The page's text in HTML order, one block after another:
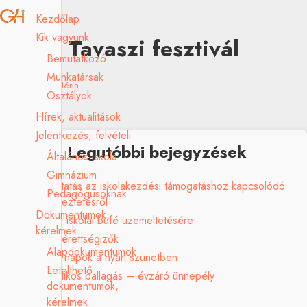
Kezdőlap
Kik vagyunk
Bemutatkozó
Munkatársak
Osztályok
Hírek, aktualitások
Jelentkezés, felvételi
Általános iskola
Gimnázium
Pedagógusoknak
Dokumentumok,
kérelmek
Alapdokumentumok
Letölthető
dokumentumok,
kérelmek
Tavaszi fesztivál
Galéria
Legutóbbi bejegyzések
Tájékoztatás az iskolakezdési támogatáshoz kapcsolódó
adategyeztetésről
Pályázat iskolai büfé üzemeltetésére
Sikeres érettségizők
Ügyeleti napok a nyári szünetben
Nyolcadikos ballagás – évzáró ünnepély